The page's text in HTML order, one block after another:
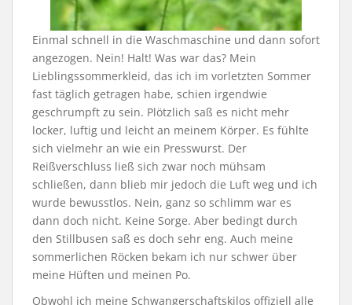
Einmal schnell in die Waschmaschine und dann sofort
angezogen. Nein! Halt! Was war das? Mein
Lieblingssommerkleid, das ich im vorletzten Sommer
fast täglich getragen habe, schien irgendwie
geschrumpft zu sein. Plötzlich saß es nicht mehr
locker, luftig und leicht an meinem Körper. Es fühlte
sich vielmehr an wie ein Presswurst. Der
Reißverschluss ließ sich zwar noch mühsam
schließen, dann blieb mir jedoch die Luft weg und ich
wurde bewusstlos. Nein, ganz so schlimm war es
dann doch nicht. Keine Sorge. Aber bedingt durch
den Stillbusen saß es doch sehr eng. Auch meine
sommerlichen Röcken bekam ich nur schwer über
meine Hüften und meinen Po.
Obwohl ich meine Schwangerschaftskilos offiziell alle